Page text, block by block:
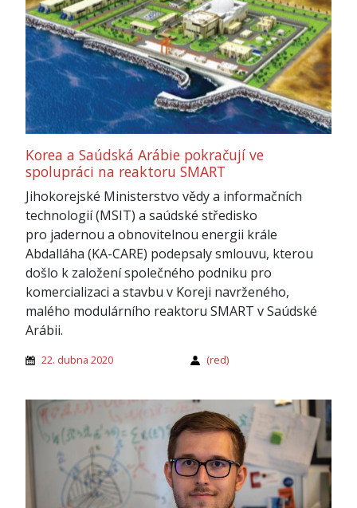
Korea a Saúdská Arábie pokračují ve
spolupráci na reaktoru SMART
Jihokorejské Ministerstvo vědy a informačních
technologií (MSIT) a saúdské středisko
pro jadernou a obnovitelnou energii krále
Abdalláha (KA-CARE) podepsaly smlouvu, kterou
došlo k založení společného podniku pro
komercializaci a stavbu v Koreji navrženého,
malého modulárního reaktoru SMART v Saúdské
Arábii.
22. dubna 2020 (red)